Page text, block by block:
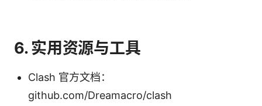
6. 实用资源与工具
Clash 官方文档：
github.com/Dreamacro/clash